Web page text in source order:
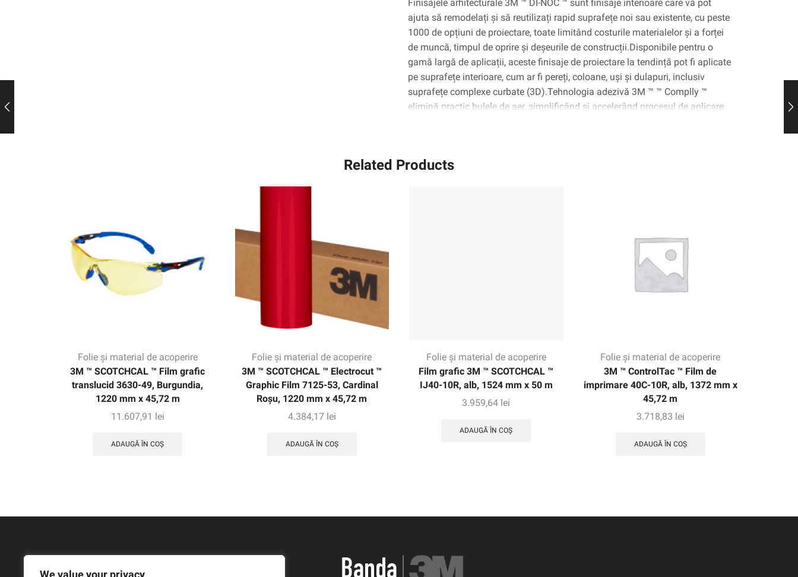
We value your privacy
m
Finisajele arhitecturale 3M ™ DI-NOC ™ sunt finisaje interioare care vă pot
ajuta să remodelați și să reutilizați rapid suprafețe noi sau existente, cu peste
1000 de opțiuni de proiectare, toate limitând costurile materialelor și a forței
de muncă, timpul de oprire și deșeurile de construcții.Disponibile pentru o
gamă largă de aplicații, aceste finisaje de proiectare la tendință pot fi aplicate
pe suprafețe interioare, cum ar fi pereți, coloane, uși și dulapuri, inclusiv
suprafețe complexe curbate (3D).Tehnologia adezivă 3M ™ ™ Complly ™
elimină practic bulele de aer, simplificând și accelerând procesul de aplicare.
Related Products
Folie și material de acoperire
3M ™ SCOTCHCAL ™ Film grafic
translucid 3630-49, Burgundia,
1220 mm x 45,72 m
11.607,91 lei
ADAUGĂ ÎN COȘ
Folie și material de acoperire
3M ™ SCOTCHCAL ™ Electrocut ™
Graphic Film 7125-53, Cardinal
Roșu, 1220 mm x 45,72 m
4.384,17 lei
ADAUGĂ ÎN COȘ
Folie și material de acoperire
Film grafic 3M ™ SCOTCHCAL ™
IJ40-10R, alb, 1524 mm x 50 m
3.959,64 lei
ADAUGĂ ÎN COȘ
Folie și material de acoperire
3M ™ ControlTac ™ Film de
imprimare 40C-10R, alb, 1372 mm x
45,72 m
3.718,83 lei
ADAUGĂ ÎN COȘ